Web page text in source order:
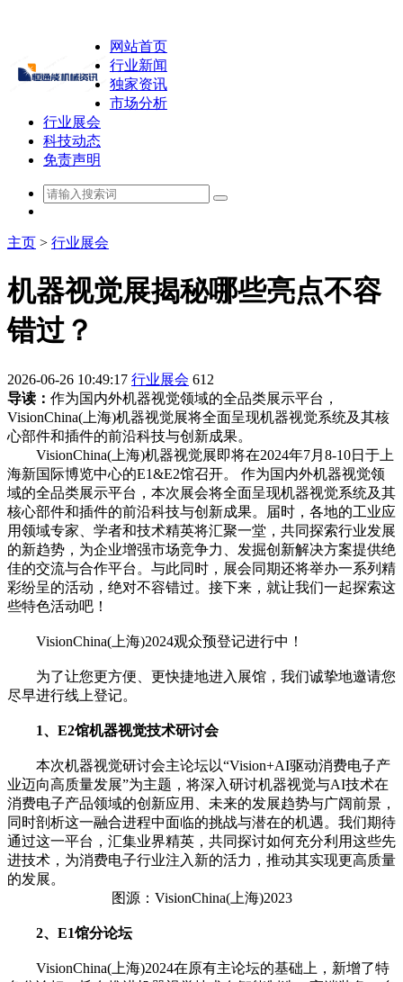
网站首页
行业新闻
独家资讯
市场分析
行业展会
科技动态
免责声明
主页 > 行业展会
机器视觉展揭秘哪些亮点不容
错过？
2026-06-26 10:49:17 行业展会 612
导读： 作为国内外机器视觉领域的全品类展示平台，
VisionChina(上海)机器视觉展将全面呈现机器视觉系统及其核
心部件和插件的前沿科技与创新成果。
VisionChina(上海)机器视觉展即将在2024年7月8-10日于上
海新国际博览中心的E1&E2馆召开。 作为国内外机器视觉领
域的全品类展示平台，本次展会将全面呈现机器视觉系统及其
核心部件和插件的前沿科技与创新成果。届时，各地的工业应
用领域专家、学者和技术精英将汇聚一堂，共同探索行业发展
的新趋势，为企业增强市场竞争力、发掘创新解决方案提供绝
佳的交流与合作平台。与此同时，展会同期还将举办一系列精
彩纷呈的活动，绝对不容错过。接下来，就让我们一起探索这
些特色活动吧！
VisionChina(上海)2024观众预登记进行中！
为了让您更方便、更快捷地进入展馆，我们诚挚地邀请您
尽早进行线上登记。
1、E2馆机器视觉技术研讨会
本次机器视觉研讨会主论坛以“Vision+AI驱动消费电子产
业迈向高质量发展”为主题，将深入研讨机器视觉与AI技术在
消费电子产品领域的创新应用、未来的发展趋势与广阔前景，
同时剖析这一融合进程中面临的挑战与潜在的机遇。我们期待
通过这一平台，汇集业界精英，共同探讨如何充分利用这些先
进技术，为消费电子行业注入新的活力，推动其实现更高质量
的发展。
图源：VisionChina(上海)2023
2、E1馆分论坛
VisionChina(上海)2024在原有主论坛的基础上，新增了特